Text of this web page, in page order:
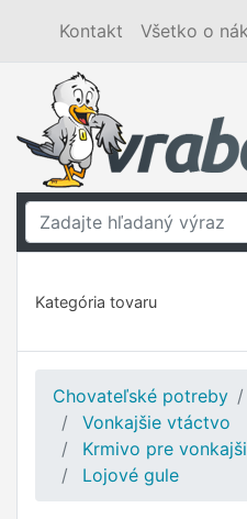
Kontakt Všetko o
Kategória tovaru
Chovateľské potreby
Vonkajšie vtáctvo
Krmivo pre
Lojové gule